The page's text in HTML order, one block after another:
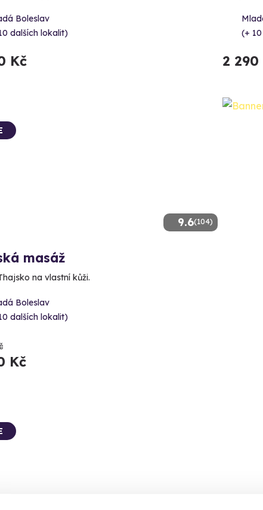
Boleslav
dalších lokalit)
Kč
(+
2 290
9.6(104)
masáž
na vlastní kůži.
Boleslav
dalších lokalit)
Kč